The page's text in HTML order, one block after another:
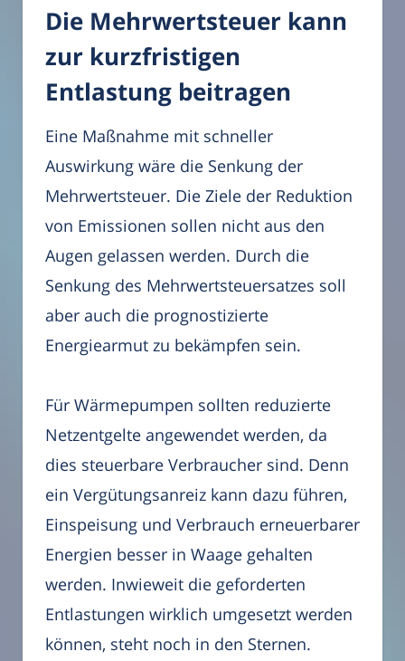
Die Mehrwertsteuer kann
zur kurzfristigen
Entlastung beitragen
Eine Maßnahme mit schneller
Auswirkung wäre die Senkung der
Mehrwertsteuer. Die Ziele der Reduktion
von Emissionen sollen nicht aus den
Augen gelassen werden. Durch die
Senkung des Mehrwertsteuersatzes soll
aber auch die prognostizierte
Energiearmut zu bekämpfen sein.
Für Wärmepumpen sollten reduzierte
Netzentgelte angewendet werden, da
dies steuerbare Verbraucher sind. Denn
ein Vergütungsanreiz kann dazu führen,
Einspeisung und Verbrauch erneuerbarer
Energien besser in Waage gehalten
werden. Inwieweit die geforderten
Entlastungen wirklich umgesetzt werden
können, steht noch in den Sternen.